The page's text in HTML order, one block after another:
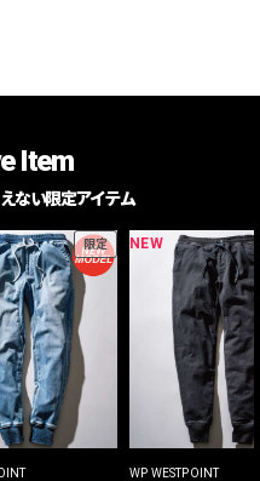
Item
ない限定アイテム
限定 NEW
WP WESTPOINT